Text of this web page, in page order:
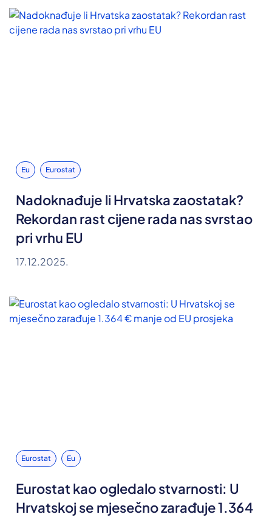
Eu Eurostat
Nadoknađuje li Hrvatska zaostatak?
Rekordan rast cijene rada nas svrstao
pri vrhu EU
17.12.2025.
Eurostat Eu
Eurostat kao ogledalo stvarnosti: U
Hrvatskoj se mjesečno zarađuje 1.364